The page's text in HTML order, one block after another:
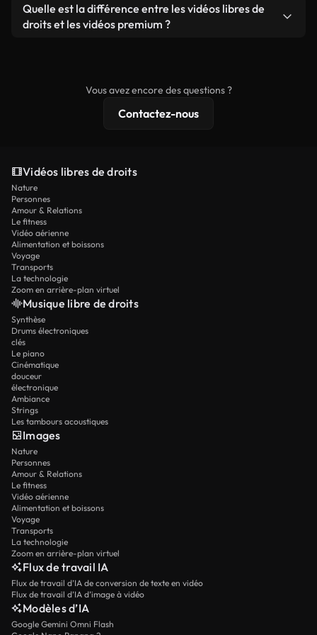
que produit autonome.
prêtes à l'emploi.
Oui. Vous pouvez librement découper, recadrer ou
remixer nos vidéos. Assurez-vous simplement que
Quelle est la différence entre les vidéos libres de
droits et les vidéos premium ?
résolution 4K et des protections de licence
Vous avez encore des questions ?
Contactez-nous
Vidéos libres de droits
Nature
Personnes
Amour & Relations
Le fitness
Vidéo aérienne
Alimentation et boissons
Voyage
Transports
La technologie
Zoom en arrière-plan virtuel
Musique libre de droits
Synthèse
Drums électroniques
clés
Le piano
Cinématique
douceur
électronique
Ambiance
Strings
Les tambours acoustiques
Images
Nature
Personnes
Amour & Relations
Le fitness
Vidéo aérienne
Alimentation et boissons
Voyage
Transports
La technologie
Zoom en arrière-plan virtuel
Flux de travail IA
Flux de travail d’IA de conversion de texte en vidéo
Flux de travail d’IA d’image à vidéo
Modèles d’IA
Google Gemini Omni Flash